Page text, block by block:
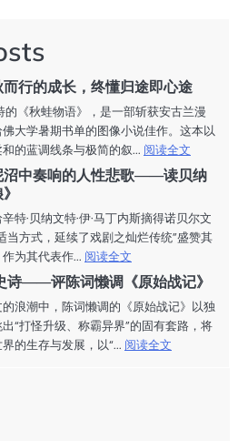
行的成长，终懂归途即心途
的《秋蛙物语》，是一部斩获安古兰漫
大学暑期书单的图像小说佳作。这本以
的蓝调线条与极简的叙... 阅读全文
沼中奏响的人性悲歌——读贝纳
特·贝纳文特·伊·马丁内斯摘得诺贝尔文
当方式，延续了戏剧之灿烂传统”盛赞其
为其代表作... 阅读全文
诗——评陈词懒调《原始战记》
浪潮中，陈词懒调的《原始战记》以独
“打怪升级、称霸异界”的固有套路，将
的生存与发展，以“... 阅读全文